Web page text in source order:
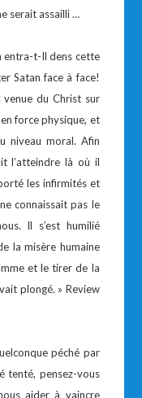
serait assailli …
entra-t-Il dens cette
Satan face à face!
venue du Christ sur
force physique, et
niveau moral. Afin
l’atteindre là où il
les infirmités et
connaissait pas le
Il s’est humilié
la misère humaine
et le tirer de la
plongé. » Review
péché par
tenté, pensez-vous
aider à vaincre